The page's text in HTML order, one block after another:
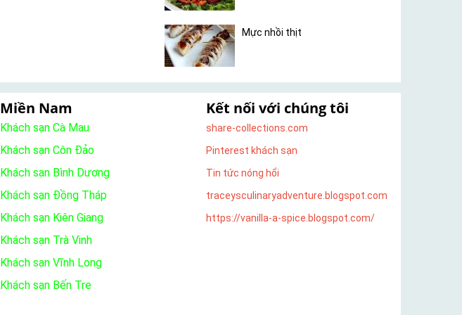
Mực nhồi thịt
Miền Nam
Khách sạn Cà Mau
Khách sạn Côn Đảo
Khách sạn Bình Dương
Khách sạn Đồng Tháp
Khách sạn Kiên Giang
Khách sạn Trà Vinh
Khách sạn Vĩnh Long
Khách sạn Bến Tre
Kết nối với chúng tôi
share-collections.com
Pinterest khách sạn
Tin tức nóng hổi
traceysculinaryadventure.blogspot.com
https://vanilla-a-spice.blogspot.com/